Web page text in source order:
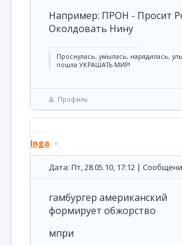
Например: ПРОН - Просит
Околдовать Нину
Проснулась, умылась, нарядилась,
пошла УКРАШАТЬ МИР!
Профиль
Inga
Дата: Пт, 28.05.10, 17:12 |
гамбургер американский
формирует обжорство
мпри